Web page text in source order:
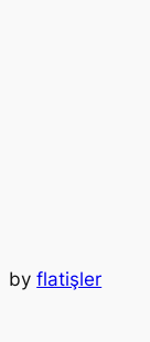
byflatişler